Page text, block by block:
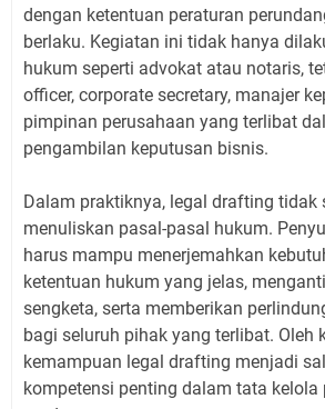
dengan ketentuan peraturan
berlaku. Kegiatan ini tidak hanya
hukum seperti advokat atau notaris,
officer, corporate secretary, manajer
pimpinan perusahaan yang terlibat
pengambilan keputusan bisnis.
Dalam praktiknya, legal drafting tidak
menuliskan pasal-pasal hukum.
harus mampu menerjemahkan
ketentuan hukum yang jelas,
sengketa, serta memberikan
bagi seluruh pihak yang terlibat. Oleh
kemampuan legal drafting menjadi
kompetensi penting dalam tata kelola